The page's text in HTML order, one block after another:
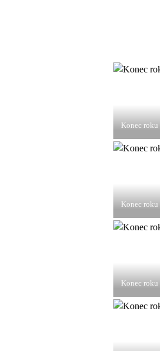
Konec roku
Konec roku
Konec roku